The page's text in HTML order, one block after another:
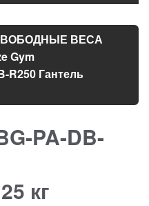
ВЕСА
Gym
R250 Гантель
PA-DB-
кг